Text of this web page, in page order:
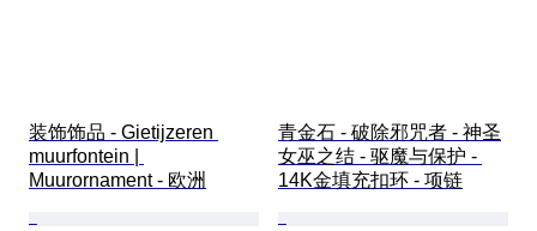
装饰饰品 - Gietijzeren
muurfontein |
Muurornament - 欧洲
青金石 - 破除邪咒者 - 神圣
女巫之结 - 驱魔与保护 -
14K金填充扣环 - 项链